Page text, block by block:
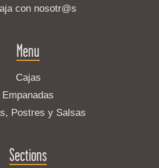
con nosotr@s
Menu
Cajas
Empanadas
Postres y Salsas
Sections